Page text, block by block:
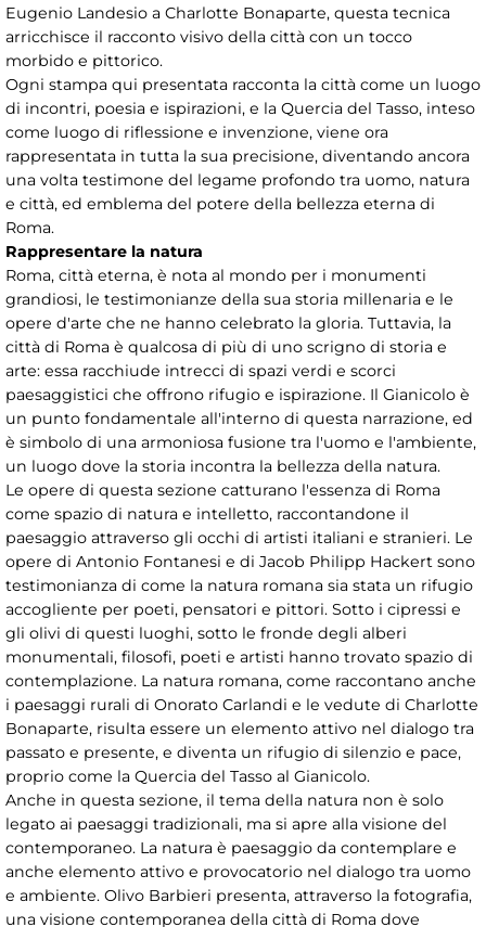
Eugenio Landesio a Charlotte Bonaparte, questa tecnica
arricchisce il racconto visivo della città con un tocco
morbido e pittorico.
Ogni stampa qui presentata racconta la città come un luogo
di incontri, poesia e ispirazioni, e la Quercia del Tasso, inteso
come luogo di riflessione e invenzione, viene ora
rappresentata in tutta la sua precisione, diventando ancora
una volta testimone del legame profondo tra uomo, natura
e città, ed emblema del potere della bellezza eterna di
Roma.
Rappresentare la natura
Roma, città eterna, è nota al mondo per i monumenti
grandiosi, le testimonianze della sua storia millenaria e le
opere d'arte che ne hanno celebrato la gloria. Tuttavia, la
città di Roma è qualcosa di più di uno scrigno di storia e
arte: essa racchiude intrecci di spazi verdi e scorci
paesaggistici che offrono rifugio e ispirazione. Il Gianicolo è
un punto fondamentale all'interno di questa narrazione, ed
è simbolo di una armoniosa fusione tra l'uomo e l'ambiente,
un luogo dove la storia incontra la bellezza della natura.
Le opere di questa sezione catturano l'essenza di Roma
come spazio di natura e intelletto, raccontandone il
paesaggio attraverso gli occhi di artisti italiani e stranieri. Le
opere di Antonio Fontanesi e di Jacob Philipp Hackert sono
testimonianza di come la natura romana sia stata un rifugio
accogliente per poeti, pensatori e pittori. Sotto i cipressi e
gli olivi di questi luoghi, sotto le fronde degli alberi
monumentali, filosofi, poeti e artisti hanno trovato spazio di
contemplazione. La natura romana, come raccontano anche
i paesaggi rurali di Onorato Carlandi e le vedute di Charlotte
Bonaparte, risulta essere un elemento attivo nel dialogo tra
passato e presente, e diventa un rifugio di silenzio e pace,
proprio come la Quercia del Tasso al Gianicolo.
Anche in questa sezione, il tema della natura non è solo
legato ai paesaggi tradizionali, ma si apre alla visione del
contemporaneo. La natura è paesaggio da contemplare e
anche elemento attivo e provocatorio nel dialogo tra uomo
e ambiente. Olivo Barbieri presenta, attraverso la fotografia,
una visione contemporanea della città di Roma dove